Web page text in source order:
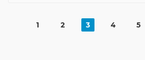
1 2 3 4 5